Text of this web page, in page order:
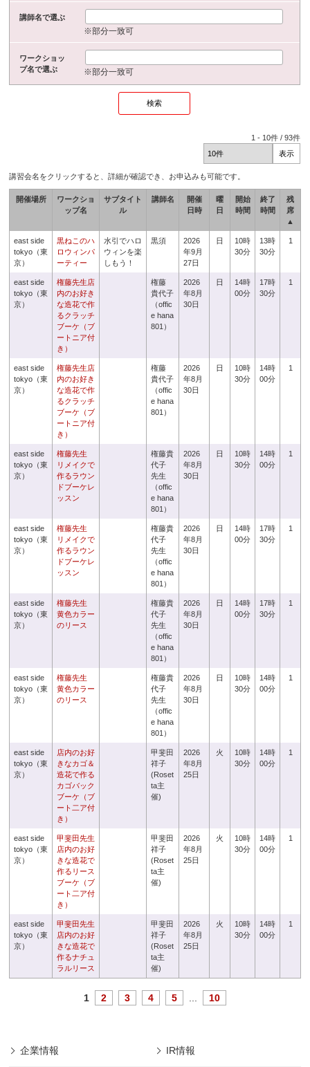
講師名で選ぶ
※部分一致可
ワークショッ
プ名で選ぶ
※部分一致可
1 - 10件 /93件
講習会名をクリックすると、詳細が確認でき、お申込みも可能です。
開催場所
ワークショ
ップ名
サブタイト
ル
講師名
開催
日時
曜
日
開始
時間
終了
時間
残
席
▲
east side
tokyo（東
京）
黒ねこのハ
ロウィンパ
ーティー
水引でハロ
ウィンを楽
しもう！
黒須
2026
年9月
27日
日
10時
30分
13時
30分
1
east side
tokyo（東
京）
権藤先生店
内のお好き
な造花で作
るクラッチ
ブーケ（ブ
ートニア付
き）
権藤
貴代子
（offic
e hana
801）
2026
年8月
30日
日
14時
00分
17時
30分
1
east side
tokyo（東
京）
権藤先生店
内のお好き
な造花で作
るクラッチ
ブーケ（ブ
ートニア付
き）
権藤
貴代子
（offic
e hana
801）
2026
年8月
30日
日
10時
30分
14時
00分
1
east side
tokyo（東
京）
権藤先生
リメイクで
作るラウン
ドブーケレ
ッスン
権藤貴
代子
先生
（offic
e hana
801）
2026
年8月
30日
日
10時
30分
14時
00分
1
east side
tokyo（東
京）
権藤先生
リメイクで
作るラウン
ドブーケレ
ッスン
権藤貴
代子
先生
（offic
e hana
801）
2026
年8月
30日
日
14時
00分
17時
30分
1
east side
tokyo（東
京）
権藤先生
黄色カラー
のリース
権藤貴
代子
先生
（offic
e hana
801）
2026
年8月
30日
日
14時
00分
17時
30分
1
east side
tokyo（東
京）
権藤先生
黄色カラー
のリース
権藤貴
代子
先生
（offic
e hana
801）
2026
年8月
30日
日
10時
30分
14時
00分
1
east side
tokyo（東
京）
店内のお好
きなカゴ＆
造花で作る
カゴバック
ブーケ（ブ
ート二ア付
き）
甲斐田
祥子
(Roset
ta主
催)
2026
年8月
25日
火
10時
30分
14時
00分
1
east side
tokyo（東
京）
甲斐田先生
店内のお好
きな造花で
作るリース
ブーケ（ブ
ート二ア付
き）
甲斐田
祥子
(Roset
ta主
催)
2026
年8月
25日
火
10時
30分
14時
00分
1
east side
tokyo（東
京）
甲斐田先生
店内のお好
きな造花で
作るナチュ
ラルリース
甲斐田
祥子
(Roset
ta主
催)
2026
年8月
25日
火
10時
30分
14時
00分
1
1 2 3 4 5 10
企業情報 IR情報